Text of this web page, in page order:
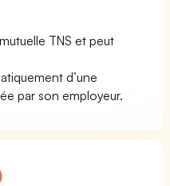
TNS et peut
d’une
par son employeur.